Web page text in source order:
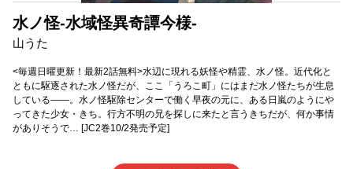
水ノ怪-水域怪異奇譚今様-
山うた
<毎週日曜更新！最新2話無料>水辺に現れる妖怪や精霊、水ノ怪。近代化と
ともに駆逐された水ノ怪だが、ここ「うろこ町」にはまだ水ノ怪たちが生息
している――。水ノ怪駆除センターで働く早夜の元に、ある日嵐のようにや
ってきた少女・きち。行方不明の兄を探しに来たと言うきちだが、何か事情
がありそうで… [JC2巻10/2発売予定]